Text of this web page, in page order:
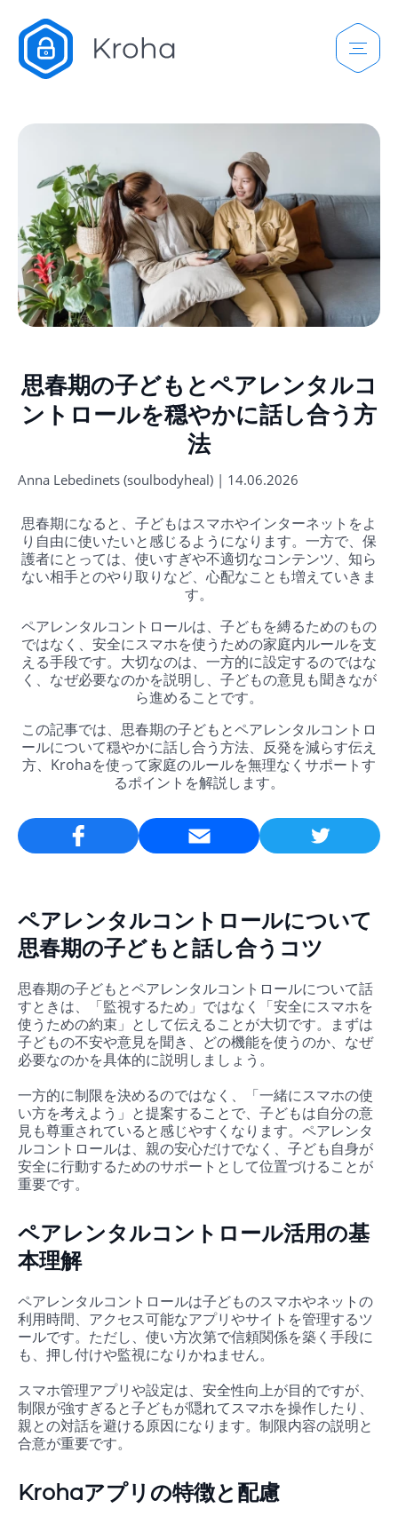
思春期の子どもとペアレンタルコ
ントロールを穏やかに話し合う方
法
Anna Lebedinets (soulbodyheal) | 14.06.2026
思春期になると、子どもはスマホやインターネットをよ
り自由に使いたいと感じるようになります。一方で、保
護者にとっては、使いすぎや不適切なコンテンツ、知ら
ない相手とのやり取りなど、心配なことも増えていきま
す。
ペアレンタルコントロールは、子どもを縛るためのもの
ではなく、安全にスマホを使うための家庭内ルールを支
える手段です。大切なのは、一方的に設定するのではな
く、なぜ必要なのかを説明し、子どもの意見も聞きなが
ら進めることです。
この記事では、思春期の子どもとペアレンタルコントロ
ールについて穏やかに話し合う方法、反発を減らす伝え
方、Krohaを使って家庭のルールを無理なくサポートす
るポイントを解説します。
Email
ペアレンタルコントロールについて
思春期の子どもと話し合うコツ
思春期の子どもとペアレンタルコントロールについて話
すときは、「監視するため」ではなく「安全にスマホを
使うための約束」として伝えることが大切です。まずは
子どもの不安や意見を聞き、どの機能を使うのか、なぜ
必要なのかを具体的に説明しましょう。
一方的に制限を決めるのではなく、「一緒にスマホの使
い方を考えよう」と提案することで、子どもは自分の意
見も尊重されていると感じやすくなります。ペアレンタ
ルコントロールは、親の安心だけでなく、子ども自身が
安全に行動するためのサポートとして位置づけることが
重要です。
ペアレンタルコントロール活用の基
本理解
ペアレンタルコントロールは子どものスマホやネットの
利用時間、アクセス可能なアプリやサイトを管理するツ
ールです。ただし、使い方次第で信頼関係を築く手段に
も、押し付けや監視になりかねません。
スマホ管理アプリや設定は、安全性向上が目的ですが、
制限が強すぎると子どもが隠れてスマホを操作したり、
親との対話を避ける原因になります。制限内容の説明と
合意が重要です。
Krohaアプリの特徴と配慮